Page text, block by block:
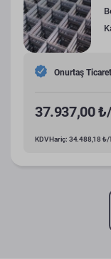
Onurtaş
37.937,00
KDV Hariç: 34.488,18 ₺/